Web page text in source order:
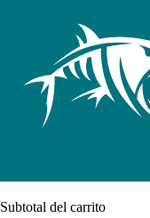
Subtotal del carrito